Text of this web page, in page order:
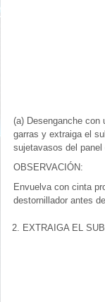
(a) Desenganche con
garras y extraiga el
sujetavasos del
OBSERVACIÓN:
Envuelva con cinta
destornillador antes
2. EXTRAIGA EL